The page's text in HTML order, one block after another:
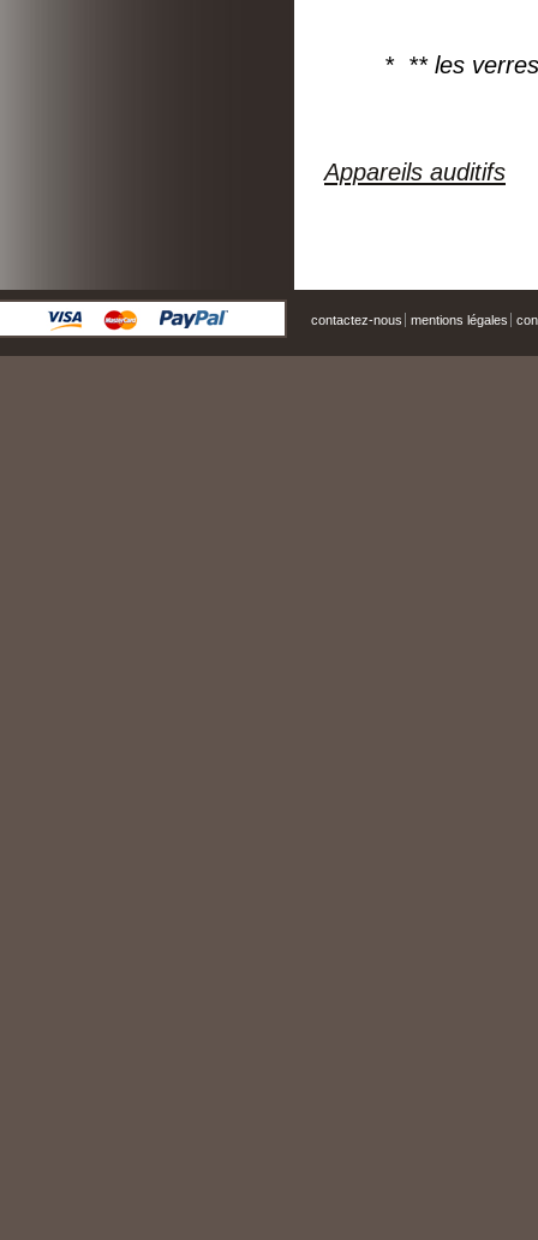
* ** les
Appareils auditifs
contactez-nous mentions légales